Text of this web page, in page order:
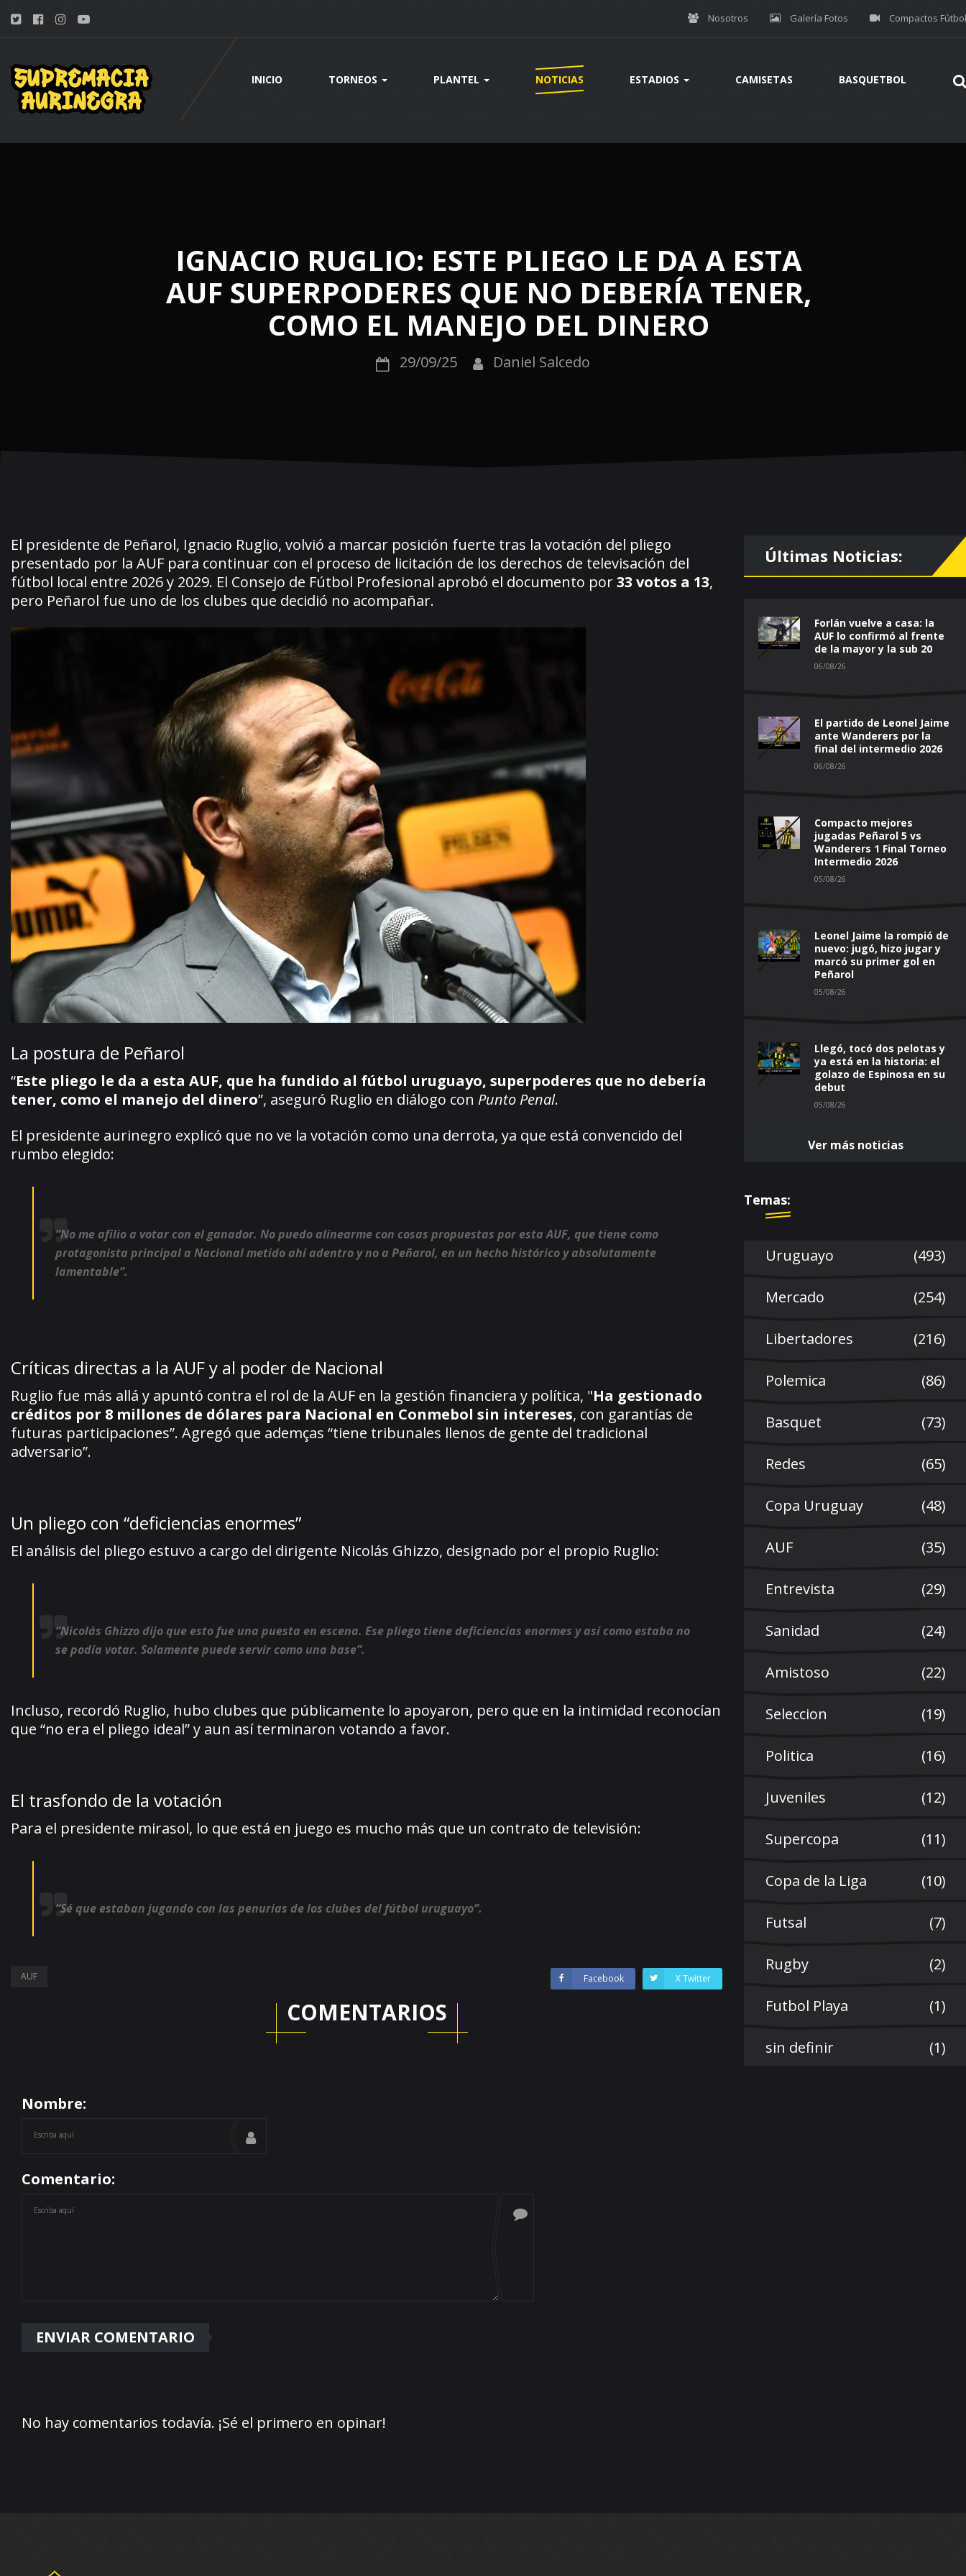
Nosotros Galería Fotos Compactos Fútbol
INICIO TORNEOS PLANTEL NOTICIAS ESTADIOS CAMISETAS BASQUETBOL
IGNACIO RUGLIO: ESTE PLIEGO LE DA A ESTA
AUF SUPERPODERES QUE NO DEBERÍA TENER,
COMO EL MANEJO DEL DINERO
29/09/25 Daniel Salcedo
El presidente de Peñarol, Ignacio Ruglio, volvió a marcar posición fuerte tras la votación del pliego
presentado por la AUF para continuar con el proceso de licitación de los derechos de televisación del
fútbol local entre 2026 y 2029. El Consejo de Fútbol Profesional aprobó el documento por33 votos a 13,
pero Peñarol fue uno de los clubes que decidió no acompañar.
La postura de Peñarol
“Este pliego le da a esta AUF, que ha fundido al fútbol uruguayo, superpoderes que no debería
tener, como el manejo del dinero”, aseguró Ruglio en diálogo con Punto Penal.
El presidente aurinegro explicó que no ve la votación como una derrota, ya que está convencido del
rumbo elegido:
“No me afilio a votar con el ganador. No puedo alinearme con cosas propuestas por esta AUF, que tiene como
protagonista principal a Nacional metido ahí adentro y no a Peñarol, en un hecho histórico y absolutamente
lamentable”.
Críticas directas a la AUF y al poder de Nacional
Ruglio fue más allá y apuntó contra el rol de la AUF en la gestión financiera y política, "Ha gestionado
créditos por 8 millones de dólares para Nacional en Conmebol sin intereses, con garantías de
futuras participaciones”. Agregó que ademças “tiene tribunales llenos de gente del tradicional
adversario”.
Un pliego con “deficiencias enormes”
El análisis del pliego estuvo a cargo del dirigente Nicolás Ghizzo, designado por el propio Ruglio:
“Nicolás Ghizzo dijo que esto fue una puesta en escena. Ese pliego tiene deficiencias enormes y así como estaba no
se podía votar. Solamente puede servir como una base”.
Incluso, recordó Ruglio, hubo clubes que públicamente lo apoyaron, pero que en la intimidad reconocían
que “no era el pliego ideal” y aun así terminaron votando a favor.
El trasfondo de la votación
Para el presidente mirasol, lo que está en juego es mucho más que un contrato de televisión:
“Sé que estaban jugando con las penurias de los clubes del fútbol uruguayo”.
AUF Facebook X Twitter
COMENTARIOS
Nombre:
Comentario:
No hay comentarios todavía. ¡Sé el primero en opinar!
Últimas Noticias:
Forlán vuelve a casa: la
AUF lo confirmó al frente
de la mayor y la sub 20
06/08/26
El partido de Leonel Jaime
ante Wanderers por la
final del intermedio 2026
06/08/26
Compacto mejores
jugadas Peñarol 5 vs
Wanderers 1 Final Torneo
Intermedio 2026
05/08/26
Leonel Jaime la rompió de
nuevo: jugó, hizo jugar y
marcó su primer gol en
Peñarol
05/08/26
Llegó, tocó dos pelotas y
ya está en la historia: el
golazo de Espinosa en su
debut
05/08/26
Ver más noticias
Temas:
Uruguayo (493)
Mercado (254)
Libertadores (216)
Polemica (86)
Basquet (73)
Redes (65)
Copa Uruguay (48)
AUF (35)
Entrevista (29)
Sanidad (24)
Amistoso (22)
Seleccion (19)
Politica (16)
Juveniles (12)
Supercopa (11)
Copa de la Liga (10)
Futsal (7)
Rugby (2)
Futbol Playa (1)
sin definir (1)